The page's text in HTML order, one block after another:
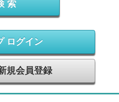
ログイン
規会員登録